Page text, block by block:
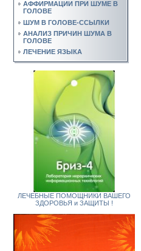
АФФИРМАЦИИ ПРИ ШУМЕ В
ГОЛОВЕ
ШУМ В ГОЛОВЕ-ССЫЛКИ
АНАЛИЗ ПРИЧИН ШУМА В
ГОЛОВЕ
ЛЕЧЕНИЕ ЯЗЫКА
ЛЕЧЕБНЫЕ ПОМОЩНИКИ ВАШЕГО
ЗДОРОВЬЯ и ЗАЩИТЫ !